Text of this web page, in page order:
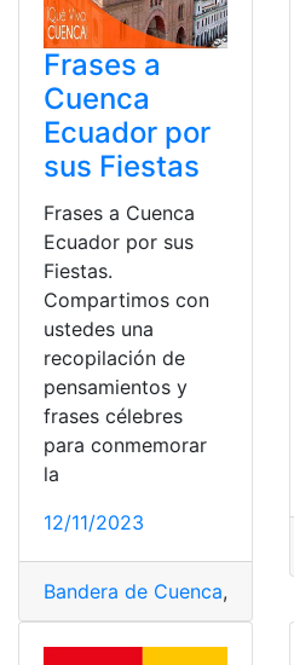
Frases a
Cuenca
Ecuador por
sus Fiestas
Frases a Cuenca
Ecuador por sus
Fiestas.
Compartimos con
ustedes una
recopilación de
pensamientos y
frases célebres
para conmemorar
la
12/11/2023
Bandera de Cuenca,